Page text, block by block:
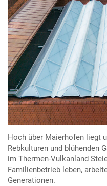
Hoch über Maierhofen liegt
Rebkulturen und blühenden
im Thermen-Vulkanland
Familienbetrieb leben,
Generationen.